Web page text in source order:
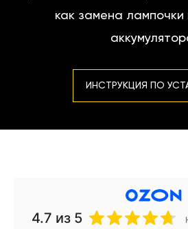
как замена лампочки
ИНСТРУКЦИЯ ПО
4.7 из 5